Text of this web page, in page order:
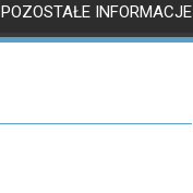
POZOSTAŁE INFORMACJE